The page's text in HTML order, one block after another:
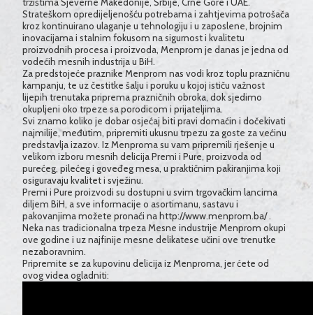
Strateškom opredijeljenošću potrebama i zahtjevima potrošača
kroz kontinuirano ulaganje u tehnologiju i u zaposlene, brojnim
inovacijama i stalnim fokusom na sigurnost i kvalitetu
proizvodnih procesa i proizvoda, Menprom je danas je jedna od
vodećih mesnih industrija u BiH.
Za predstojeće praznike Menprom nas vodi kroz toplu prazničnu
kampanju, te uz čestitke šalju i poruku u kojoj ističu važnost
lijepih trenutaka priprema prazničnih obroka, dok sjedimo
okupljeni oko trpeze sa porodicom i prijateljima.
Svi znamo koliko je dobar osjećaj biti pravi domaćin i dočekivati
najmilije, međutim, pripremiti ukusnu trpezu za goste za većinu
predstavlja izazov. Iz Menproma su vam pripremili rješenje u
velikom izboru mesnih delicija Premi i Pure, proizvoda od
purećeg, pilećeg i goveđeg mesa, u praktičnim pakiranjima koji
osiguravaju kvalitet i svježinu.
Premi i Pure proizvodi su dostupni u svim trgovačkim lancima
diljem BiH, a sve informacije o asortimanu, sastavu i
pakovanjima možete pronaći na http://www.menprom.ba/.
Neka nas tradicionalna trpeza Mesne industrije Menprom okupi
ove godine i uz najfinije mesne delikatese učini ove trenutke
nezaboravnim.
Pripremite se za kupovinu delicija iz Menproma, jer ćete od
ovog videa ogladniti: